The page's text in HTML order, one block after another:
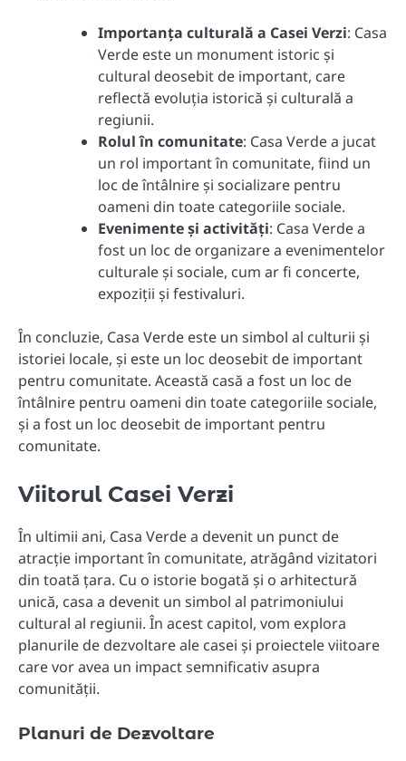
Importanța culturală a Casei Verzi: Casa
Verde este un monument istoric și
cultural deosebit de important, care
reflectă evoluția istorică și culturală a
regiunii.
Rolul în comunitate: Casa Verde a jucat
un rol important în comunitate, fiind un
loc de întâlnire și socializare pentru
oameni din toate categoriile sociale.
Evenimente și activități: Casa Verde a
fost un loc de organizare a evenimentelor
culturale și sociale, cum ar fi concerte,
expoziții și festivaluri.
În concluzie, Casa Verde este un simbol al culturii și
istoriei locale, și este un loc deosebit de important
pentru comunitate. Această casă a fost un loc de
întâlnire pentru oameni din toate categoriile sociale,
și a fost un loc deosebit de important pentru
comunitate.
Viitorul Casei Verzi
În ultimii ani, Casa Verde a devenit un punct de
atracție important în comunitate, atrăgând vizitatori
din toată țara. Cu o istorie bogată și o arhitectură
unică, casa a devenit un simbol al patrimoniului
cultural al regiunii. În acest capitol, vom explora
planurile de dezvoltare ale casei și proiectele viitoare
care vor avea un impact semnificativ asupra
comunității.
Planuri de Dezvoltare